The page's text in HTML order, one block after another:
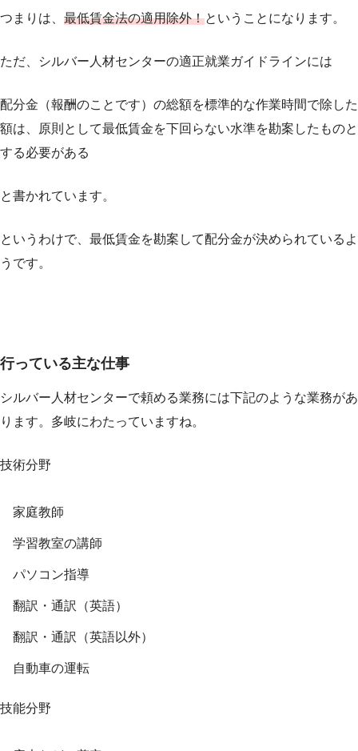
つまりは、 最低賃金法の適用除外！ということになります。
ただ、シルバー人材センターの適正就業ガイドラインには
配分金（報酬のことです）の総額を標準的な作業時間で除した
額は、原則として最低賃金を下回らない水準を勘案したものと
する必要がある
と書かれています。
というわけで、最低賃金を勘案して配分金が決められているよ
うです。
行っている主な仕事
シルバー人材センターで頼める業務には下記のような業務があ
ります。多岐にわたっていますね。
技術分野
家庭教師
学習教室の講師
パソコン指導
翻訳・通訳（英語）
翻訳・通訳（英語以外）
自動車の運転
技能分野